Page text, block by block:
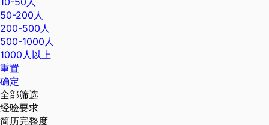
50-200人
200-500人
500-1000人
1000人以上
重置
确定
全部筛选
经验要求
简历完整度